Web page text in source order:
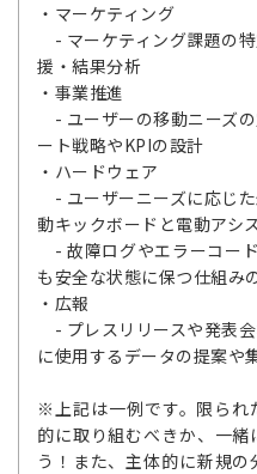
・マーケティング
- マーケティング課題の
援・結果分析
・事業推進
- ユーザーの移動ニーズ
ート戦略やKPIの設計
・ハードウェア
- ユーザーニーズに応じ
動キックボードと電動アシ
- 故障ログやエラーコー
も安全な状態に保つ仕組み
・広報
- プレスリリースや発表
に使用するデータの提案や
※上記は一例です。限られ
的に取り組むべきか、一
う！また、主体的に新規